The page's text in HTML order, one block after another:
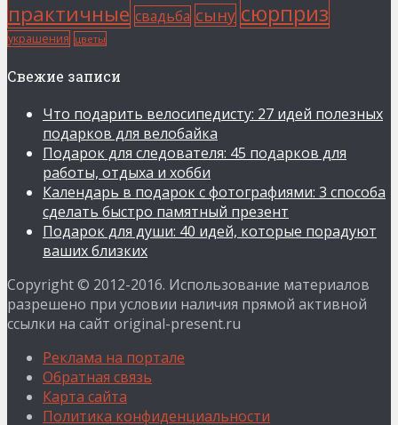
практичные свадьба сыну сюрприз
украшения цветы
Свежие записи
Что подарить велосипедисту: 27 идей полезных
подарков для велобайка
Подарок для следователя: 45 подарков для
работы, отдыха и хобби
Календарь в подарок с фотографиями: 3 способа
сделать быстро памятный презент
Подарок для души: 40 идей, которые порадуют
ваших близких
Copyright © 2012-2016. Использование материалов
разрешено при условии наличия прямой активной
ссылки на сайт original-present.ru
Реклама на портале
Обратная связь
Карта сайта
Политика конфиденциальности